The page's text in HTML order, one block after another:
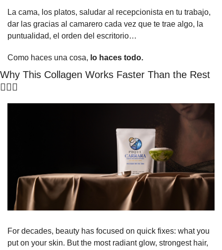
La cama, los platos, saludar al recepcionista en tu trabajo,
dar las gracias al camarero cada vez que te trae algo, la
puntualidad, el orden del escritorio…
Como haces una cosa, lo haces todo.
Why This Collagen Works Faster Than the Rest
🧜‍♀️✨
For decades, beauty has focused on quick fixes: what you
put on your skin. But the most radiant glow, strongest hair,